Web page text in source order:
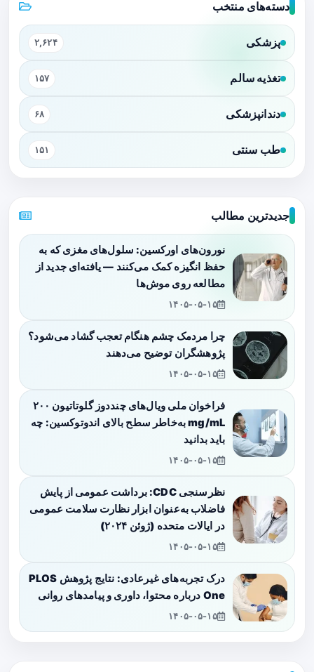
دسته‌های منتخب
پزشکی ۲,۶۲۴
تغذیه سالم ۱۵۷
دندانپزشکی ۶۸
طب سنتی ۱۵۱
جدیدترین مطالب
نورون‌های اورکسین: سلول‌های مغزی که به
حفظ انگیزه کمک می‌کنند — یافته‌ای جدید از
مطالعه روی موش‌ها
۱۴۰۵-۰۵-۱۵
چرا مردمک چشم هنگام تعجب گشاد می‌شود؟
پژوهشگران توضیح می‌دهند
۱۴۰۵-۰۵-۱۵
فراخوان ملی ویال‌های چنددوز گلوتاتیون ۲۰۰
mg/mL به‌خاطر سطح بالای اندوتوکسین: چه
باید بدانید
۱۴۰۵-۰۵-۱۵
نظرسنجی CDC: برداشت عمومی از پایش
فاضلاب به‌عنوان ابزار نظارت سلامت عمومی
در ایالات متحده (ژوئن ۲۰۲۴)
۱۴۰۵-۰۵-۱۵
درک تجربه‌های غیرعادی: نتایج پژوهش PLOS
One درباره محتوا، داوری و پیامدهای روانی
۱۴۰۵-۰۵-۱۵